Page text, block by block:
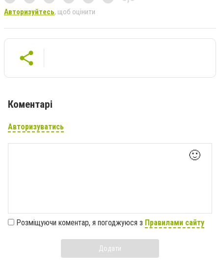
Авторизуйтесь, щоб оцінити
Коментарі
Авторизуватись
🙂
Розміщуючи коментар, я погоджуюся з Правилами сайту
Додати